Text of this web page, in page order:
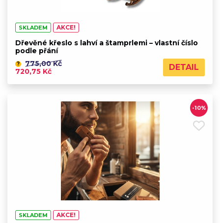
SKLADEM AKCE!
Dřevěné křeslo s lahví a štamprlemi – vlastní číslo
podle přání
?
775,00 Kč
720,75 Kč
DETAIL
-10%
SKLADEM AKCE!